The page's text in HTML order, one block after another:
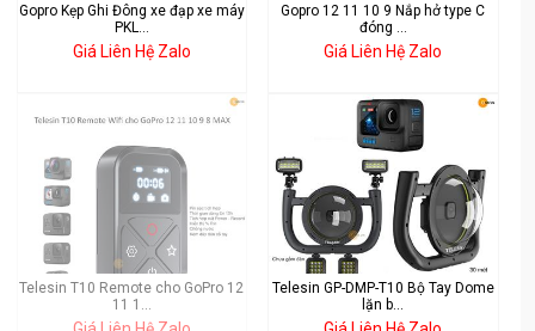
Gopro Kẹp Ghi Đông xe đạp xe máy
PKL...
Giá Liên Hệ Zalo
Gopro 12 11 10 9 Nắp hở type C
đóng ...
Giá Liên Hệ Zalo
Telesin T10 Remote cho GoPro 12
11 1...
Telesin GP-DMP-T10 Bộ Tay Dome
lặn b...